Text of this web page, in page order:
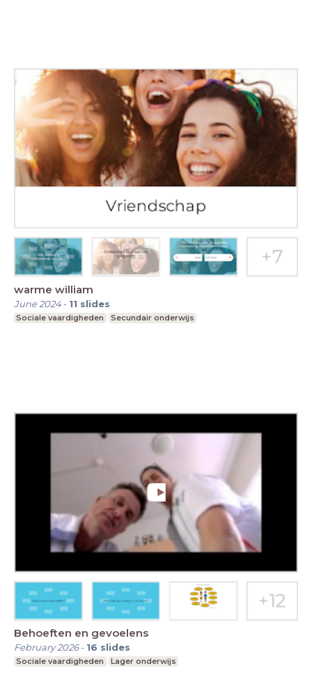
warme william
June 2024- 11 slides
Sociale vaardigheden Secundair onderwijs
Behoeften en gevoelens
February 2026- 16 slides
Sociale vaardigheden Lager onderwijs